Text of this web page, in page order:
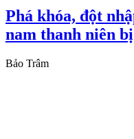
Phá khóa, đột
nam thanh niên
Bảo Trâm